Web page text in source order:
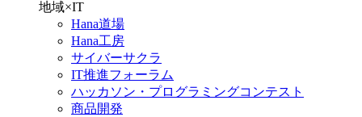
地域×IT
Hana道場
Hana工房
サイバーサクラ
IT推進フォーラム
ハッカソン・プログラミングコンテスト
商品開発